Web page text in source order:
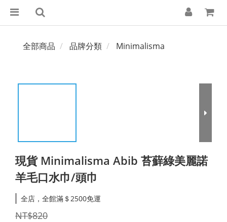
全部商品 品牌分類 Minimalisma
現貨 Minimalisma Abib 苔蘚綠美麗諾
羊毛口水巾/頭巾
全店，全館滿＄2500免運
NT$820